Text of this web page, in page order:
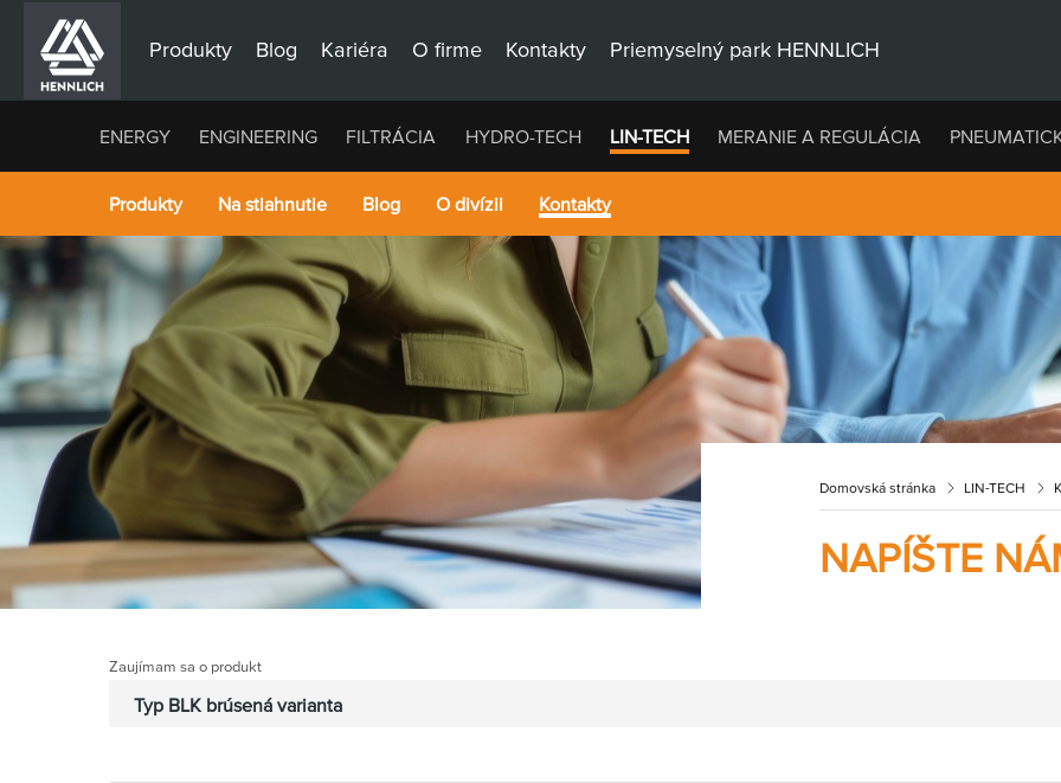
Produkty Blog Kariéra O firme Kontakty Priemyselný park HENNLICH
ENERGY ENGINEERING FILTRÁCIA HYDRO-TECH LIN-TECH MERANIE A REGULÁCIA
Produkty Na stiahnutie Blog O divízii Kontakty
Domovská stránka LIN-TECH
NAPÍŠTE
Zaujímam sa o produkt